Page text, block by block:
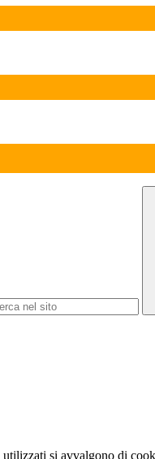
si avvalgono di